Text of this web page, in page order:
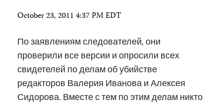
October 23, 2011 4:37 PM EDT
По заявлениям следователей, они
проверили все версии и опросили всех
свидетелей по делам об убийстве
редакторов Валерия Иванова и Алексея
Сидорова. Вместе с тем по этим делам никто